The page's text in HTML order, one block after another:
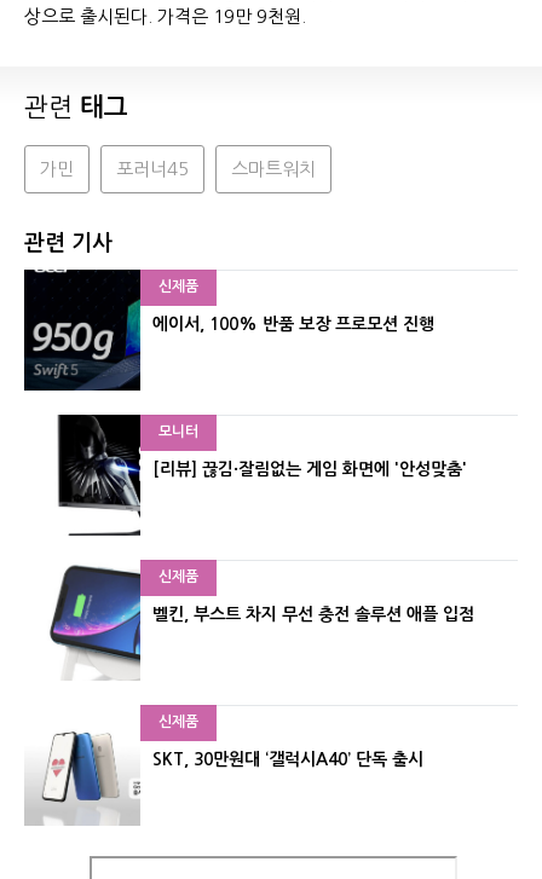
상으로 출시된다. 가격은 19만 9천원.
관련 태그
가민 포러너45 스마트워치
관련 기사
신제품
에이서, 100% 반품 보장 프로모션 진행
모니터
[리뷰] 끊김·잘림없는 게임 화면에 '안성맞춤'
신제품
벨킨, 부스트 차지 무선 충전 솔루션 애플 입점
신제품
SKT, 30만원대 ‘갤럭시A40’ 단독 출시